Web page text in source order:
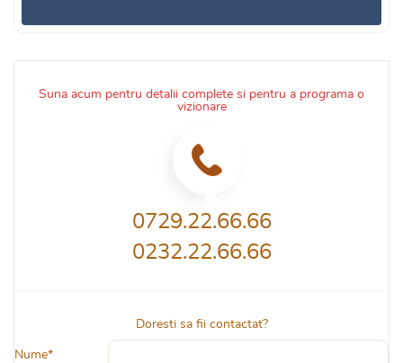
Suna acum pentru detalii complete si pentru a programa o
vizionare
0729.22.66.66
0232.22.66.66
Doresti sa fii contactat?
Nume*